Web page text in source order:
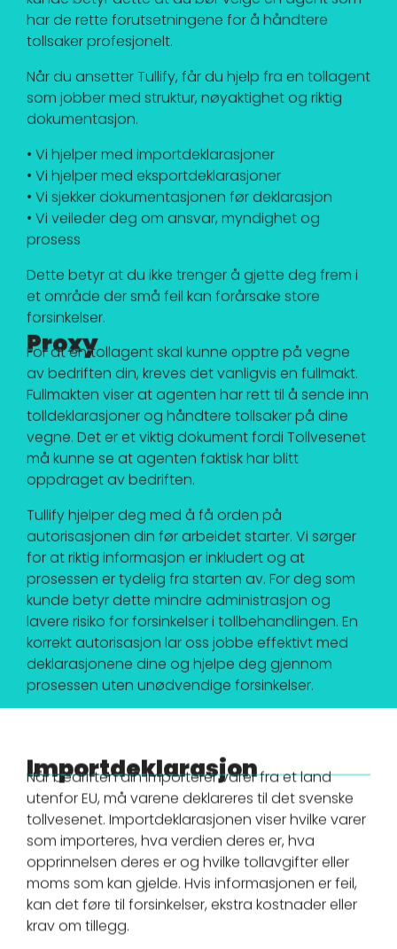
har de rette forutsetningene for å håndtere
tollsaker profesjonelt.
Når du ansetter Tullify, får du hjelp fra en tollagent
som jobber med struktur, nøyaktighet og riktig
dokumentasjon.
• Vi hjelper med importdeklarasjoner
• Vi hjelper med eksportdeklarasjoner
• Vi sjekker dokumentasjonen før deklarasjon
• Vi veileder deg om ansvar, myndighet og
prosess
Dette betyr at du ikke trenger å gjette deg frem i
et område der små feil kan forårsake store
forsinkelser.
Proxy
For at en tollagent skal kunne opptre på vegne
av bedriften din, kreves det vanligvis en fullmakt.
Fullmakten viser at agenten har rett til å sende inn
tolldeklarasjoner og håndtere tollsaker på dine
vegne. Det er et viktig dokument fordi Tollvesenet
må kunne se at agenten faktisk har blitt
oppdraget av bedriften.
Tullify hjelper deg med å få orden på
autorisasjonen din før arbeidet starter. Vi sørger
for at riktig informasjon er inkludert og at
prosessen er tydelig fra starten av. For deg som
kunde betyr dette mindre administrasjon og
lavere risiko for forsinkelser i tollbehandlingen. En
korrekt autorisasjon lar oss jobbe effektivt med
deklarasjonene dine og hjelpe deg gjennom
prosessen uten unødvendige forsinkelser.
Importdeklarasjon
Når bedriften din importerer varer fra et land
utenfor EU, må varene deklareres til det svenske
tollvesenet. Importdeklarasjonen viser hvilke varer
som importeres, hva verdien deres er, hva
opprinnelsen deres er og hvilke tollavgifter eller
moms som kan gjelde. Hvis informasjonen er feil,
kan det føre til forsinkelser, ekstra kostnader eller
krav om tillegg.